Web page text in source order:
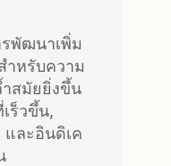
พัฒนาเพิ่ม
ำหรับความ
ำสมัยยิ่งขึ้น
ร็วขึ้น,
และอินดิเค